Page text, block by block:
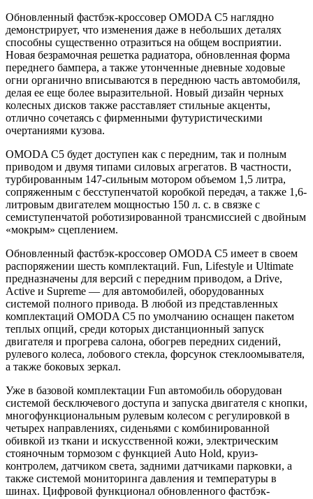
Обновленный фастбэк-кроссовер OMODA C5 наглядно
демонстрирует, что изменения даже в небольших деталях
способны существенно отразиться на общем восприятии.
Новая безрамочная решетка радиатора, обновленная форма
переднего бампера, а также утонченные дневные ходовые
огни органично вписываются в переднюю часть автомобиля,
делая ее еще более выразительной. Новый дизайн черных
колесных дисков также расставляет стильные акценты,
отлично сочетаясь с фирменными футуристическими
очертаниями кузова.
OMODA C5 будет доступен как с передним, так и полным
приводом и двумя типами силовых агрегатов. В частности,
турбированным 147-сильным мотором объемом 1,5 литра,
сопряженным с бесступенчатой коробкой передач, а также 1,6-
литровым двигателем мощностью 150 л. с. в связке с
семиступенчатой роботизированной трансмиссией с двойным
«мокрым» сцеплением.
Обновленный фастбэк-кроссовер OMODA C5 имеет в своем
распоряжении шесть комплектаций. Fun, Lifestyle и Ultimate
предназначены для версий с передним приводом, а Drive,
Active и Supreme — для автомобилей, оборудованных
системой полного привода. В любой из представленных
комплектаций OMODA C5 по умолчанию оснащен пакетом
теплых опций, среди которых дистанционный запуск
двигателя и прогрева салона, обогрев передних сидений,
рулевого колеса, лобового стекла, форсунок стеклоомывателя,
а также боковых зеркал.
Уже в базовой комплектации Fun автомобиль оборудован
системой бесключевого доступа и запуска двигателя с кнопки,
многофункциональным рулевым колесом с регулировкой в
четырех направлениях, сиденьями с комбинированной
обивкой из ткани и искусственной кожи, электрическим
стояночным тормозом с функцией Auto Hold, круиз-
контролем, датчиком света, задними датчиками парковки, а
также системой мониторинга давления и температуры в
шинах. Цифровой функционал обновленного фастбэк-